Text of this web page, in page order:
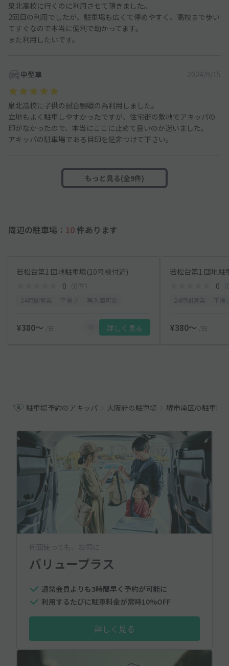
泉北高校に行くのに利用させて頂きました。
2回目の利用でしたが、駐車場も広くて停めやすく、高校まで歩い
てすぐなので本当に便利で助かってます。
また利用したいです。
中型車 2024/9/15
泉北高校に子供の試合観戦の為利用しました。
立地もよく駐車しやすかったですが、住宅街の敷地でアキッパの
印がなかったので、本当にここに止めて良いのか迷いました。
アキッパの駐車場である目印を是非つけて下さい。
もっと見る(全9件)
周辺の駐車場： 10 件あります
若松台第1 団地駐車場(10号棟付近)
0 （0件）
¥380〜 /日 詳しく見る
若松台第1 団地
0
¥380〜 /日
駐車場予約のアキッパ 大阪府の駐車場 堺市南区の駐車場
何回使っても、お得に
バリュープラス
通常会員よりも3時間早く予約が可能に
利用するたびに駐車料金が常時10%OFF
詳しく見る